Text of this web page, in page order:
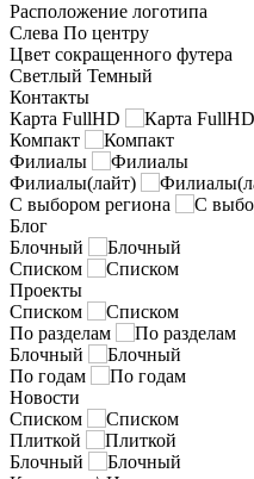
Расположение логотипа
Cлева По центру
Цвет сокращенного футера
Светлый Темный
Контакты
Карта FullHD
Компакт
Филиалы
Филиалы(лайт)
С выбором региона
Блог
Блочный
Списком
Проекты
Списком
По разделам
Блочный
По годам
Новости
Списком
Плиткой
Блочный